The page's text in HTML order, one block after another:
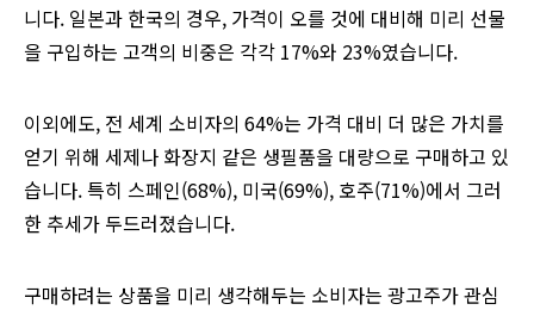
니다. 일본과 한국의 경우, 가격이 오를 것에 대비해 미리 선물
을 구입하는 고객의 비중은 각각 17%와 23%였습니다.
이외에도, 전 세계 소비자의 64%는 가격 대비 더 많은 가치를
얻기 위해 세제나 화장지 같은 생필품을 대량으로 구매하고 있
습니다. 특히 스페인(68%), 미국(69%), 호주(71%)에서 그러
한 추세가 두드러졌습니다.
구매하려는 상품을 미리 생각해두는 소비자는 광고주가 관심